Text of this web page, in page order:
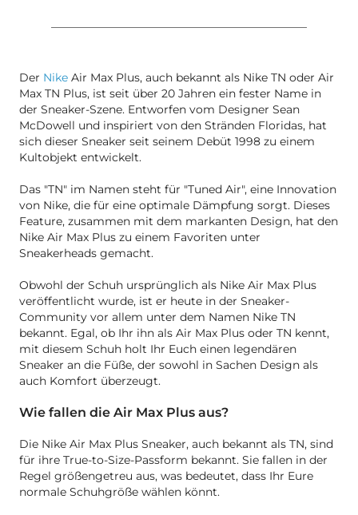
Der Nike Air Max Plus, auch bekannt als Nike TN oder Air
Max TN Plus, ist seit über 20 Jahren ein fester Name in
der Sneaker-Szene. Entworfen vom Designer Sean
McDowell und inspiriert von den Stränden Floridas, hat
sich dieser Sneaker seit seinem Debüt 1998 zu einem
Kultobjekt entwickelt.
Das "TN" im Namen steht für "Tuned Air", eine Innovation
von Nike, die für eine optimale Dämpfung sorgt. Dieses
Feature, zusammen mit dem markanten Design, hat den
Nike Air Max Plus zu einem Favoriten unter
Sneakerheads gemacht.
Obwohl der Schuh ursprünglich als Nike Air Max Plus
veröffentlicht wurde, ist er heute in der Sneaker-
Community vor allem unter dem Namen Nike TN
bekannt. Egal, ob Ihr ihn als Air Max Plus oder TN kennt,
mit diesem Schuh holt Ihr Euch einen legendären
Sneaker an die Füße, der sowohl in Sachen Design als
auch Komfort überzeugt.
Wie fallen die Air Max Plus aus?
Die Nike Air Max Plus Sneaker, auch bekannt als TN, sind
für ihre True-to-Size-Passform bekannt. Sie fallen in der
Regel größengetreu aus, was bedeutet, dass Ihr Eure
normale Schuhgröße wählen könnt.